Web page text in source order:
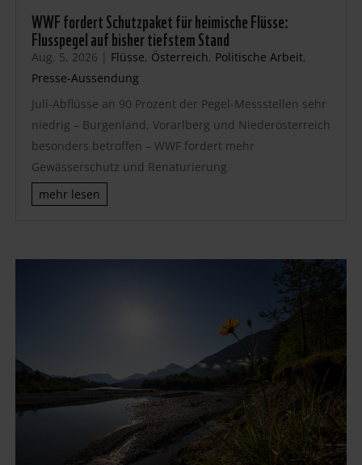
WWF fordert Schutzpaket für heimische Flüsse:
Flusspegel auf bisher tiefstem Stand
Aug. 5, 2026 | Flüsse, Österreich, Politische Arbeit,
Presse-Aussendung
Juli-Abflüsse an 90 Prozent der Pegel-Messstellen sehr
niedrig – Burgenland, Vorarlberg und Niederösterreich
besonders betroffen – WWF fordert mehr
Gewässerschutz und Renaturierung
mehr lesen